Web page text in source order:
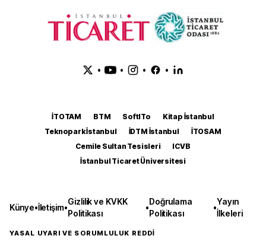
• • • •
İTOTAM BTM SoftITo
Kitap İstanbul
Teknopark İstanbul
İDTM İstanbul
İTOSAM
Cemile Sultan Tesisleri
ICVB
İstanbul Ticaret Üniversitesi
Künye•İletişim•
Gizlilik ve KVKK
Politikası
•
Doğrulama
Politikası
•
Yayın
İlkeleri
YASAL UYARI VE SORUMLULUK REDDİ